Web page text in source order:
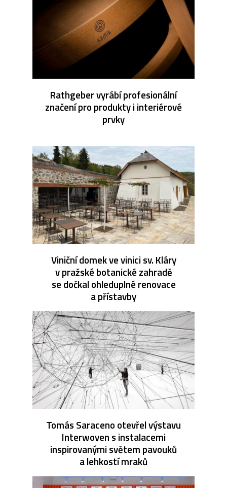
Rathgeber vyrábí profesionální
značení pro produkty i interiérové
prvky
Viniční domek ve vinici sv. Kláry
v pražské botanické zahradě
se dočkal ohleduplné renovace
a přístavby
Tomás Saraceno otevřel výstavu
Interwoven s instalacemi
inspirovanými světem pavouků
a lehkostí mraků